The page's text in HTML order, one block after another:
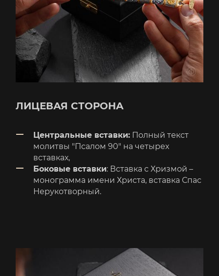
ЛИЦЕВАЯ СТОРОНА
Центральные вставки: Полный текст
молитвы "Псалом 90" на четырех
вставках,
Боковые вставки: Вставка с Хризмой –
монограмма имени Христа, вставка Спас
Нерукотворный.